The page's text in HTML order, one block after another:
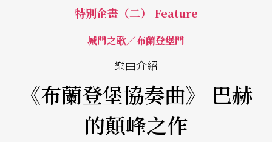
特別企畫（二） Feature
城門之歌／布蘭登堡門
樂曲介紹
《布蘭登堡協奏曲》 巴赫
的顛峰之作